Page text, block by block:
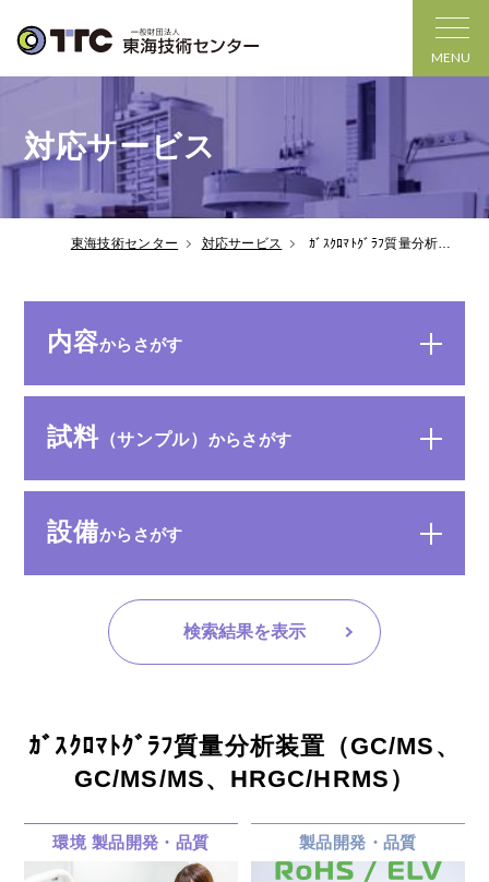
MENU
対応サービス
東海技術センター 対応サービス
内容からさがす
試料（サンプル） からさがす
設備からさがす
検索結果を表示
ｶﾞｽｸﾛﾏﾄｸﾞﾗﾌ質量分析装置（GC/MS、
GC/MS/MS、HRGC/HRMS）
環境 製品開発・品質 製品開発・品質